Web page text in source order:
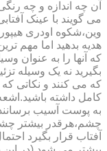
آن چه اندازه و چه
می گویند با عینک
وین،شکوه اودری
هدیه بدهید اما مهم
که آنها را به عنوان
بگیرید نه یک وسیله
که می کنند و نکاتی که
کامل داشته
به پوست آسیب
چشم،هرقدر بیشتر
آفتاب قرار بگیرد